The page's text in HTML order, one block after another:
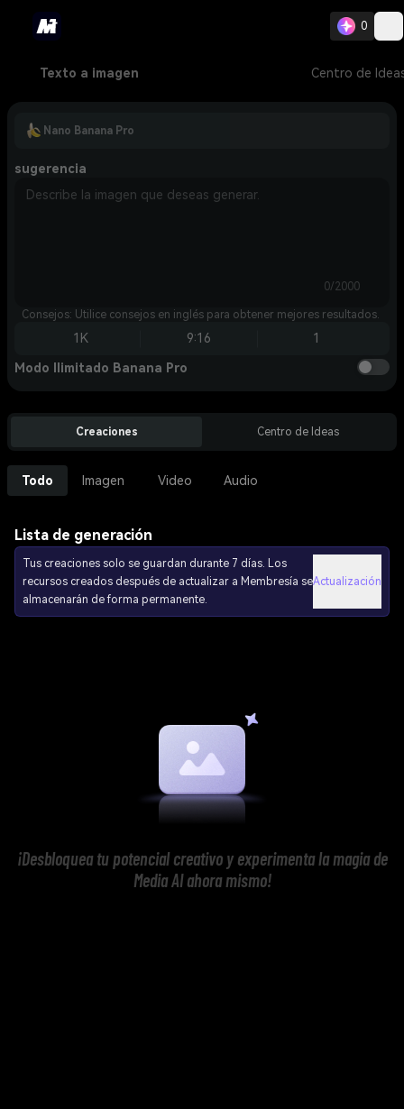
0
Texto a imagen Centro de
Nano Banana Pro
sugerencia
0/2000
Consejos: Utilice consejos en inglés para obtener mejores resultados.
1K 9:16 1
Modo Ilimitado Banana Pro
Creaciones Centro de Ideas
Todo Imagen Video Audio
Lista de generación
Tus creaciones solo se guardan durante 7 días. Los
recursos creados después de actualizar a Membresía se
almacenarán de forma permanente.
Actualización
¡Desbloquea tu potencial creativo y experimenta la magia de
Media AI ahora mismo!